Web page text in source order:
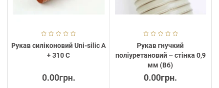
Рукав силіконовий Uni-silic A
+ 310 С
0.00грн.
Рукав гнучкий
поліуретановий – стінка 0,9
мм (В6)
0.00грн.